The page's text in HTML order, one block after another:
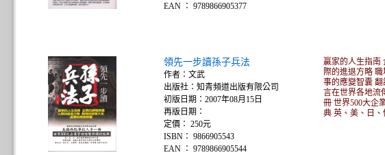
EAN ： 9789866905377
領先一步讀孫子兵法
作者：文武
出版社：知青頻道出版有限公司
初版日期：2007年08月15日
再版日期：
定價： 250元
ISBN： 9866905543
EAN ： 9789866905544
贏家的人生指南
際的進退方略
事的應變智囊
言在世界各地流
冊 世界500大企
典 英、美、日